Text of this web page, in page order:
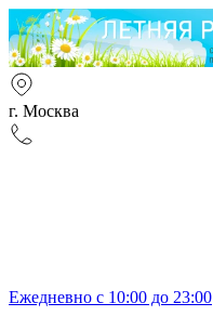
г. Москва
Ежедневно с 10:00 до 23:00